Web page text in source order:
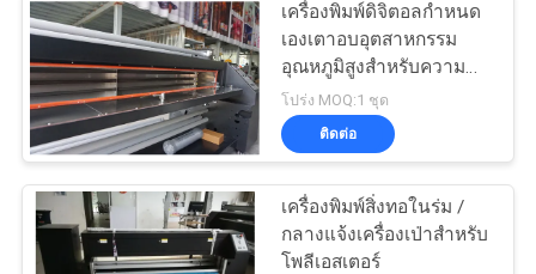
เครื่องพิมพ์ดิจิตอลกำหนด
เองเตาอบอุตสาหกรรม
อุณหภูมิสูงสำหรับความ
ร้อนผ้า
โปร่ง MOQ:1 ชุด
ติดต่อ
เครื่องพิมพ์สิ่งทอในร่ม /
กลางแจ้งเครื่องเป่าสำหรับ
โพลีเอสเตอร์